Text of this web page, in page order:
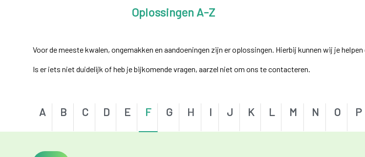
Oplossingen A-Z
Voor de meeste kwalen, ongemakken en aandoeningen zijn er oplossingen. Hierbij kunnen wij je
Is er iets niet duidelijk of heb je bijkomende vragen, aarzel niet om ons te contacteren.
A B C D E F G H I J K L M N O P